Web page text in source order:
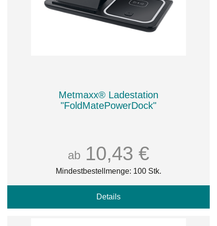
Metmaxx® Ladestation
"FoldMatePowerDock"
ab 10,43 €
Mindestbestellmenge: 100 Stk.
Details